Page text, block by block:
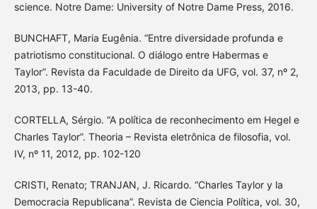
science. Notre Dame: University of Notre Dame Press, 2016.
BUNCHAFT, Maria Eugênia. “Entre diversidade profunda e
patriotismo constitucional. O diálogo entre Habermas e
Taylor”. Revista da Faculdade de Direito da UFG, vol. 37, nº 2,
2013, pp. 13-40.
CORTELLA, Sérgio. “A política de reconhecimento em Hegel e
Charles Taylor”. Theoria – Revista eletrônica de filosofia, vol.
IV, nº 11, 2012, pp. 102-120
CRISTI, Renato; TRANJAN, J. Ricardo. “Charles Taylor y la
Democracia Republicana”. Revista de Ciencia Política, vol. 30,